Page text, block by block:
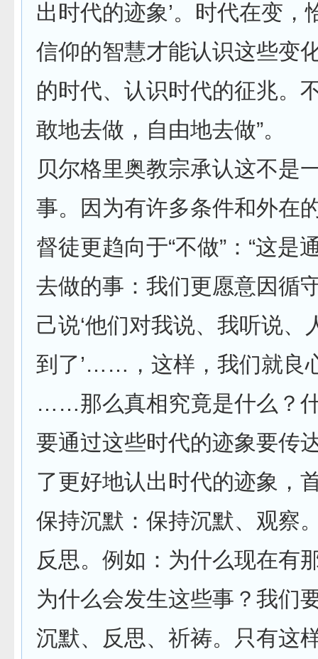
出时代的迹象’。时代在变，
信仰的智慧才能认识这些变
的时代、认识时代的征兆。
敢地去做，自由地去做”。
贝尔格里奥教宗承认这不是
事。因为有许多条件和外在
督徒更趋向于“不做”：“这是
去做的事：我们更愿意因循
己说‘他们对我说、我听说、
到了’……，这样，我们就良
……那么真相究竟是什么？
要通过这些时代的迹象要传
了更好地认出时代的迹象，
保持沉默：保持沉默、观察
反思。例如：为什么现在有
为什么会发生这些事？我
沉默、反思、祈祷。只有这